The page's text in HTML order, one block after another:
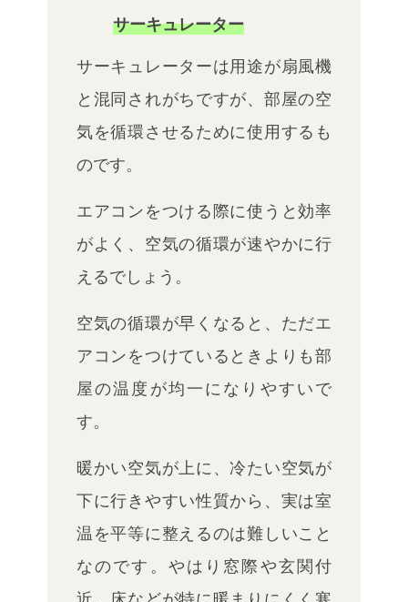
サーキュレーター
サーキュレーターは用途が扇風機
と混同されがちですが、部屋の空
気を循環させるために使用するも
のです。
エアコンをつける際に使うと効率
がよく、空気の循環が速やかに行
えるでしょう。
空気の循環が早くなると、ただエ
アコンをつけているときよりも部
屋の温度が均一になりやすいで
す。
暖かい空気が上に、冷たい空気が
下に行きやすい性質から、実は室
温を平等に整えるのは難しいこと
なのです。 やはり窓際や玄関付